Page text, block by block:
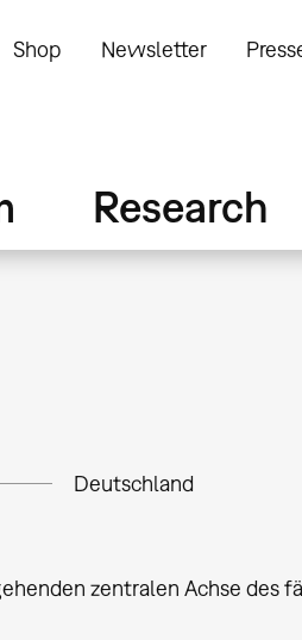
Shop Newsletter
Research
Deutschland
zentralen Achse des